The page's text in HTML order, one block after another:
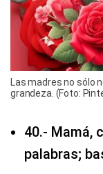
Las madres no sólo
grandeza. (Foto:
40.- Mamá,
palabras;